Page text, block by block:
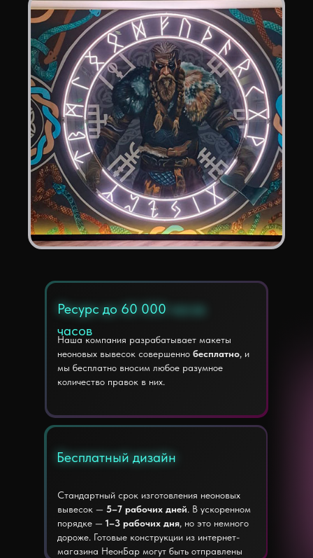
Наша компания разрабатывает макеты
неоновых вывесок совершенно бесплатно, и
мы бесплатно вносим любое разумное
количество правок в них.
Стандартный срок изготовления неоновых
вывесок — 5–7 рабочих дней. В ускоренном
порядке — 1–3 рабочих дня, но это немного
дороже. Готовые конструкции из интернет-
магазина НеонБар могут быть отправлены
Ресурс до 60 000
часов
Ресурс до 60 000 часов
Бесплатный дизайн
Бесплатный дизайн